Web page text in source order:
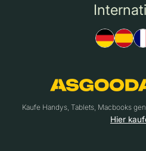
Kaufe Handys, Tablets, Macbooks
Hier